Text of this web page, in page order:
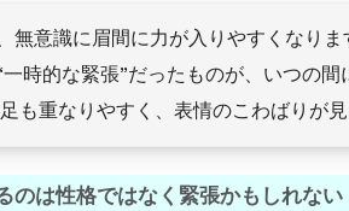
無意識に眉間に力が入りやすくなりま
時的な緊張”だったものが、いつの間
も重なりやすく、表情のこわばりが見
のは性格ではなく緊張かもしれない